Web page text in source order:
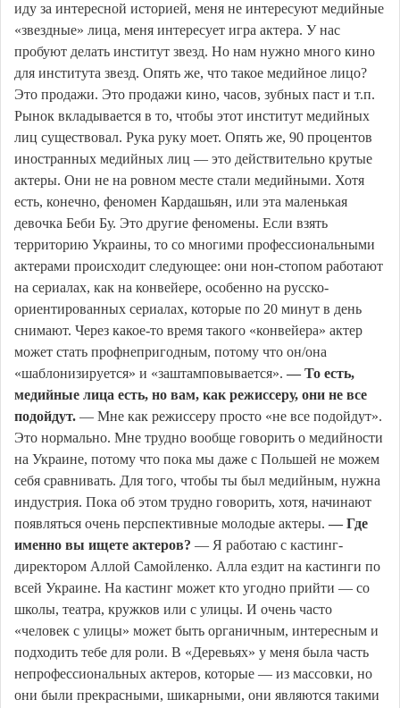
иду за интересной историей, меня не интересуют медийные
«звездные» лица, меня интересует игра актера. У нас
пробуют делать институт звезд. Но нам нужно много кино
для института звезд. Опять же, что такое медийное лицо?
Это продажи. Это продажи кино, часов, зубных паст и т.п.
Рынок вкладывается в то, чтобы этот институт медийных
лиц существовал. Рука руку моет. Опять же, 90 процентов
иностранных медийных лиц — это действительно крутые
актеры. Они не на ровном месте стали медийными. Хотя
есть, конечно, феномен Кардашьян, или эта маленькая
девочка Беби Бу. Это другие феномены. Если взять
территорию Украины, то со многими профессиональными
актерами происходит следующее: они нон-стопом работают
на сериалах, как на конвейере, особенно на русско-
ориентированных сериалах, которые по 20 минут в день
снимают. Через какое-то время такого «конвейера» актер
может стать профнепригодным, потому что он/она
«шаблонизируется» и «заштамповывается». — То есть,
медийные лица есть, но вам, как режиссеру, они не все
подойдут. — Мне как режиссеру просто «не все подойдут».
Это нормально. Мне трудно вообще говорить о медийности
на Украине, потому что пока мы даже с Польшей не можем
себя сравнивать. Для того, чтобы ты был медийным, нужна
индустрия. Пока об этом трудно говорить, хотя, начинают
появляться очень перспективные молодые актеры. — Где
именно вы ищете актеров? — Я работаю с кастинг-
директором Аллой Самойленко. Алла ездит на кастинги по
всей Украине. На кастинг может кто угодно прийти — со
школы, театра, кружков или с улицы. И очень часто
«человек с улицы» может быть органичным, интересным и
подходить тебе для роли. В «Деревьях» у меня была часть
непрофессиональных актеров, которые — из массовки, но
они были прекрасными, шикарными, они являются такими